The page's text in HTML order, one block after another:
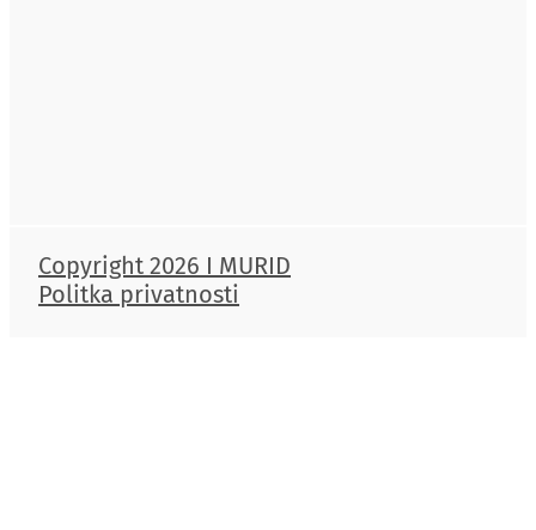
Copyright 2026 I MURID
Politka privatnosti